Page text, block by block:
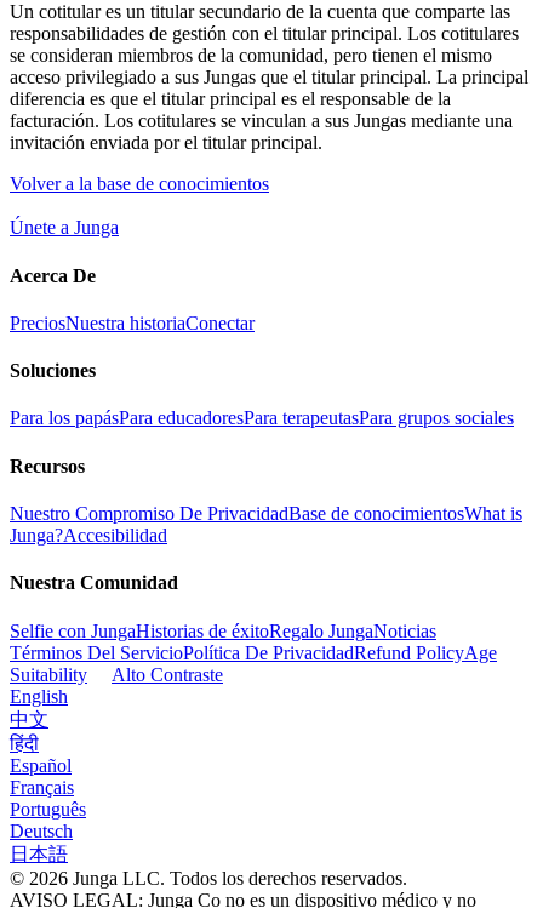
Un cotitular es un titular secundario de la cuenta que comparte las
responsabilidades de gestión con el titular principal. Los cotitulares
se consideran miembros de la comunidad, pero tienen el mismo
acceso privilegiado a sus Jungas que el titular principal. La principal
diferencia es que el titular principal es el responsable de la
facturación. Los cotitulares se vinculan a sus Jungas mediante una
invitación enviada por el titular principal.
Volver a la base de conocimientos
Únete a Junga
Acerca De
PreciosNuestra historiaConectar
Soluciones
Para los papásPara educadoresPara terapeutasPara grupos sociales
Recursos
Nuestro Compromiso De PrivacidadBase de conocimientosWhat is
Junga?Accesibilidad
Nuestra Comunidad
Selfie con JungaHistorias de éxitoRegalo JungaNoticias
Términos Del ServicioPolítica De PrivacidadRefund PolicyAge
Suitability
Alto Contraste
English
中文
हिंदी
Español
Français
Português
Deutsch
日本語
© 2026 Junga LLC. Todos los derechos reservados.
AVISO LEGAL: Junga Co no es un dispositivo médico y no